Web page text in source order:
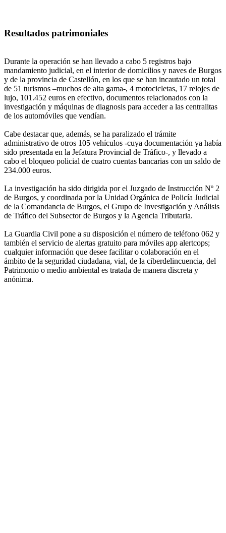
Resultados patrimoniales
Durante la operación se han llevado a cabo 5 registros bajo
mandamiento judicial, en el interior de domicilios y naves de Burgos
y de la provincia de Castellón, en los que se han incautado un total
de 51 turismos –muchos de alta gama-, 4 motocicletas, 17 relojes de
lujo, 101.452 euros en efectivo, documentos relacionados con la
investigación y máquinas de diagnosis para acceder a las centralitas
de los automóviles que vendían.
Cabe destacar que, además, se ha paralizado el trámite
administrativo de otros 105 vehículos -cuya documentación ya había
sido presentada en la Jefatura Provincial de Tráfico-, y llevado a
cabo el bloqueo policial de cuatro cuentas bancarias con un saldo de
234.000 euros.
La investigación ha sido dirigida por el Juzgado de Instrucción Nº 2
de Burgos, y coordinada por la Unidad Orgánica de Policía Judicial
de la Comandancia de Burgos, el Grupo de Investigación y Análisis
de Tráfico del Subsector de Burgos y la Agencia Tributaria.
La Guardia Civil pone a su disposición el número de teléfono 062 y
también el servicio de alertas gratuito para móviles app alertcops;
cualquier información que desee facilitar o colaboración en el
ámbito de la seguridad ciudadana, vial, de la ciberdelincuencia, del
Patrimonio o medio ambiental es tratada de manera discreta y
anónima.